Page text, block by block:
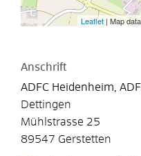
Leaflet | Map
Anschrift
ADFC Heidenheim,
Dettingen
Mühlstrasse 25
89547 Gerstetten